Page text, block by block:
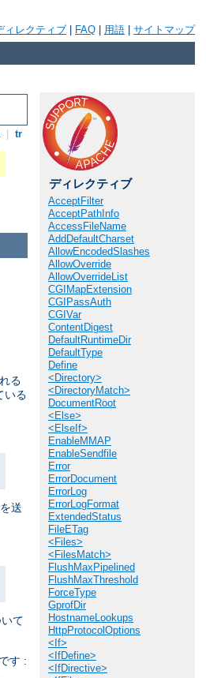
ィレクティブ FAQ 用語 サイトマップ
tr
ディレクティブ
AcceptFilter
AcceptPathInfo
AccessFileName
AddDefaultCharset
AllowEncodedSlashes
AllowOverride
AllowOverrideList
CGIMapExtension
CGIPassAuth
CGIVar
ContentDigest
DefaultRuntimeDir
DefaultType
Define
<Directory>
<DirectoryMatch>
DocumentRoot
<Else>
<ElseIf>
EnableMMAP
EnableSendfile
Error
ErrorDocument
ErrorLog
ErrorLogFormat
ExtendedStatus
FileETag
<Files>
<FilesMatch>
FlushMaxPipelined
FlushMaxThreshold
ForceType
GprofDir
HostnameLookups
HttpProtocolOptions
<If>
<IfDefine>
<IfDirective>
る
いる
送
て
す :